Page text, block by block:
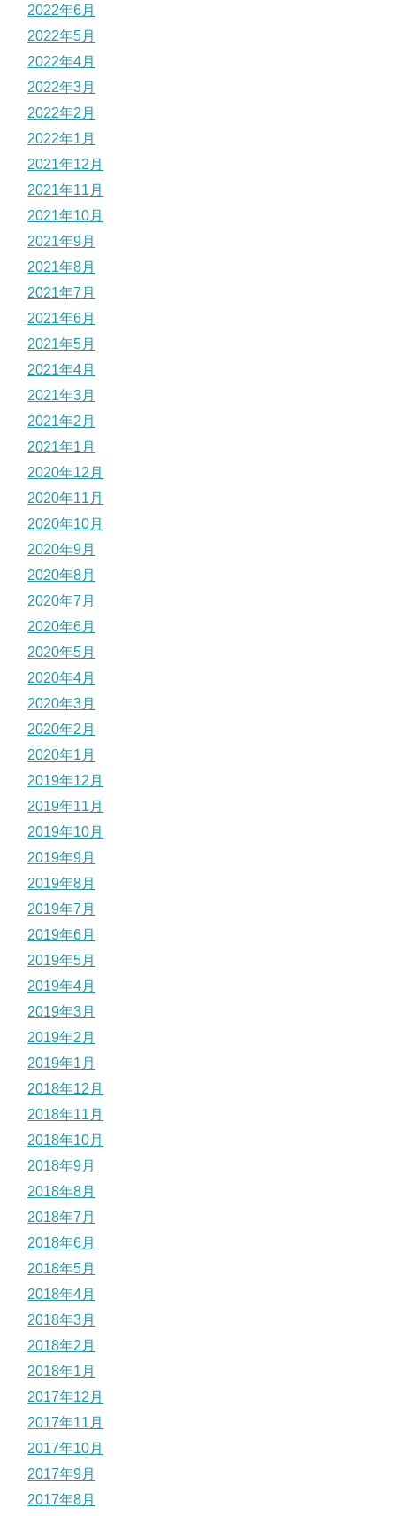
2022年6月
2022年5月
2022年4月
2022年3月
2022年2月
2022年1月
2021年12月
2021年11月
2021年10月
2021年9月
2021年8月
2021年7月
2021年6月
2021年5月
2021年4月
2021年3月
2021年2月
2021年1月
2020年12月
2020年11月
2020年10月
2020年9月
2020年8月
2020年7月
2020年6月
2020年5月
2020年4月
2020年3月
2020年2月
2020年1月
2019年12月
2019年11月
2019年10月
2019年9月
2019年8月
2019年7月
2019年6月
2019年5月
2019年4月
2019年3月
2019年2月
2019年1月
2018年12月
2018年11月
2018年10月
2018年9月
2018年8月
2018年7月
2018年6月
2018年5月
2018年4月
2018年3月
2018年2月
2018年1月
2017年12月
2017年11月
2017年10月
2017年9月
2017年8月